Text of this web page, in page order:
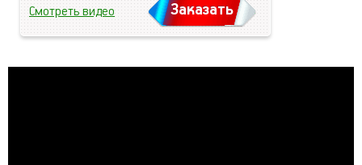
Смотреть видео Заказать